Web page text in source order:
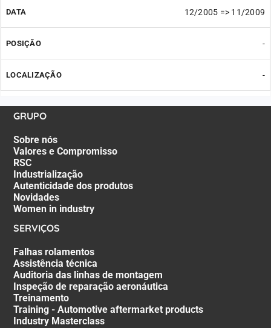
12/2005 => 11/2009
-
-
GRUPO
Sobre nós
Valores e Compromisso
RSC
Industrialização
Autenticidade dos produtos
Novidades
Women in industry
SERVIÇOS
Falhas rolamentos
Assistência técnica
Auditoria das linhas de montagem
Inspeção de reparação aeronáutica
Treinamento
Training - Automotive aftermarket products
Industry Masterclass